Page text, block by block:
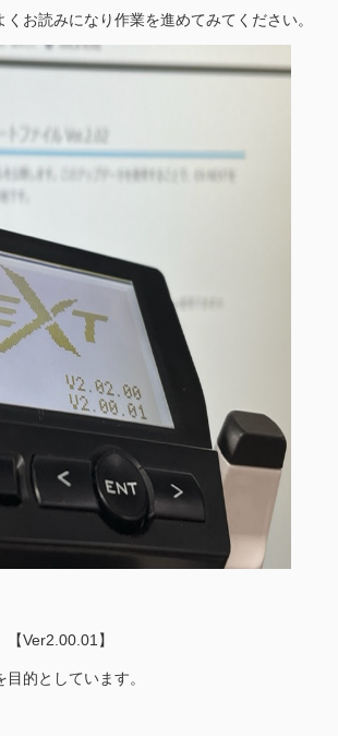
お読みになり作業を進めてみてください。
Ver2.00.01】
目的としています。